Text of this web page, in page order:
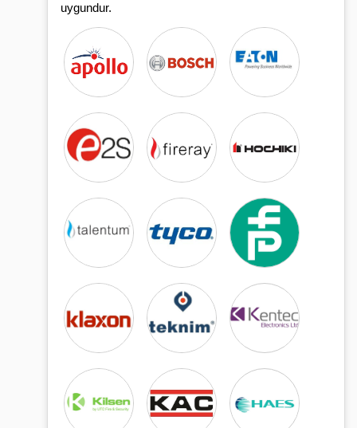
uygundur.